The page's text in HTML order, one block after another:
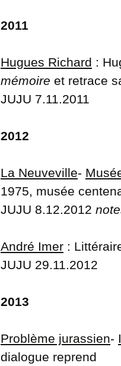
2011
Hugues Richard :
mémoire et retrace
JUJU 7.11.2011
2012
La Neuveville-
1975, musée
JUJU 8.12.2012
André Imer :
JUJU 29.11.2012
2013
Problème jurassien-
dialogue reprend